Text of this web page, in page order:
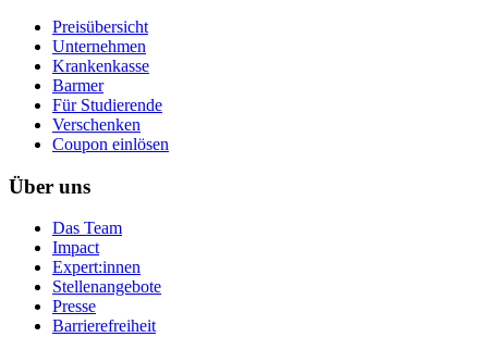
Preisübersicht
Unternehmen
Krankenkasse
Barmer
Für Studierende
Ver­schen­ken
Coupon einlösen
Über uns
Das Team
Impact
Expert:innen
Stellenangebote
Presse
Barrierefreiheit